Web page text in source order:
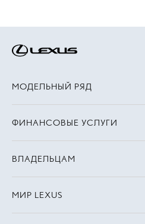
МОДЕЛЬНЫЙ РЯД
ФИНАНСОВЫЕ УСЛУГИ
ВЛАДЕЛЬЦАМ
МИР LEXUS